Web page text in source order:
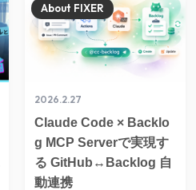
2026.2.27
Claude Code × Backlo
g MCP Serverで実現す
る GitHub↔Backlog 自
動連携
About FIXER